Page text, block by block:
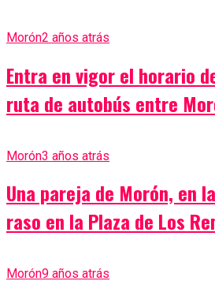
Morón2 años atrás
Entra en vigor el horario
ruta de autobús entre
Morón3 años atrás
Una pareja de Morón, en
raso en la Plaza de Los
Morón9 años atrás